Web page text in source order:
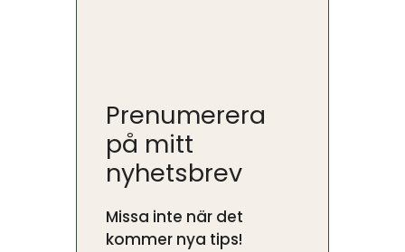
Prenumerera
på mitt
nyhetsbrev
Missa inte när det
kommer nya tips!